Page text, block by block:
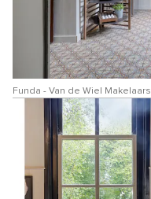
Funda - Van de Wiel Makelaars